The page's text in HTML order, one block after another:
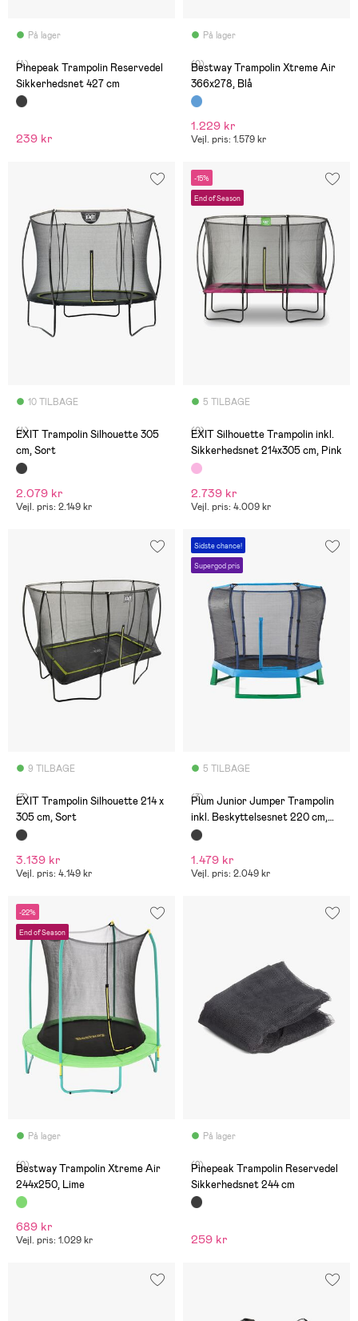
På lager
(4)
Pinepeak Trampolin Reservedel
Sikkerhedsnet 427 cm
239 kr
På lager
(0)
Bestway Trampolin Xtreme Air
366x278, Blå
1.229 kr
Vejl. pris: 1.579 kr
10 TILBAGE
(4)
EXIT Trampolin Silhouette 305
cm, Sort
2.079 kr
Vejl. pris: 2.149 kr
-15%
End of Season
5 TILBAGE
(0)
EXIT Silhouette Trampolin inkl.
Sikkerhedsnet 214x305 cm, Pink
2.739 kr
Vejl. pris: 4.009 kr
9 TILBAGE
(3)
EXIT Trampolin Silhouette 214 x
305 cm, Sort
3.139 kr
Vejl. pris: 4.149 kr
Sidste chance!
Supergod pris
5 TILBAGE
(3)
Plum Junior Jumper Trampolin
inkl. Beskyttelsesnet 220 cm,
Blå/Grøn
1.479 kr
Vejl. pris: 2.049 kr
-22%
End of Season
På lager
(0)
Bestway Trampolin Xtreme Air
244x250, Lime
689 kr
Vejl. pris: 1.029 kr
På lager
(2)
Pinepeak Trampolin Reservedel
Sikkerhedsnet 244 cm
259 kr